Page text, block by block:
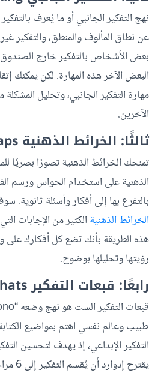
نهج التفكير الجانبي أو ما يُعرف
عن نطاق المألوف والمنطق، والتفكير غير
بعض الأشخاص بالتفكير خارج الصندوق
البعض الآخر هذه المهارة. لكن يمكنك
مهارة التفكير الجانبي، وتحليل
الآخرين.
ثالثًا: الخرائط الذهنية Mind maps
تمنحك الخرائط الذهنية تصورًا بصريًا
الذهنية على استخدام الحواس ورسم
بالتفرع بها إلى أفكار وأسئلة
الخرائط الذهنية الكثير من الإجابات
هذه الطريقة بأنك تضع كل أفكارك
رؤيتها وتحليلها بوضوح.
رابعًا: قبعات التفكير Thinking hats
طبيب وعالم نفسي اهتم بمواضيع الكتابة
التفكير الإبداعي، إذ يهدف لتحسين
يقترح إدوارد أن يُقسم التفكير إلى 6 مراحل، وهي: